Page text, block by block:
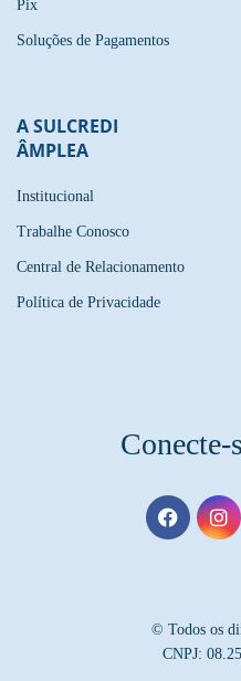
Pix
Soluções de Pagamentos
A SULCREDI
ÂMPLEA
Institucional
Trabalhe Conosco
Central de Relacionamento
Política de Privacidade
Conecte-
© Todos os
CNPJ: